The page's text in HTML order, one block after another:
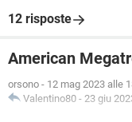
12 risposte
American
orsono - 12 mag 2023 alle
Valentino80 - 23 giu